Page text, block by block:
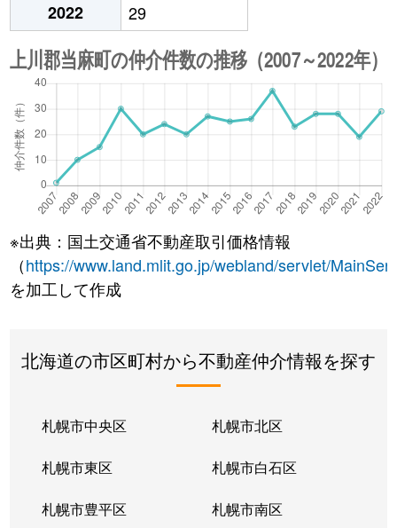
2022
29
※出典：国土交通省不動産取引価格情報
（https://www.land.mlit.go.jp/webland/servlet/
を加工して作成
北海道の市区町村から不動産仲介情報を探す
札幌市中央区 札幌市北区
札幌市東区 札幌市白石区
札幌市豊平区 札幌市南区